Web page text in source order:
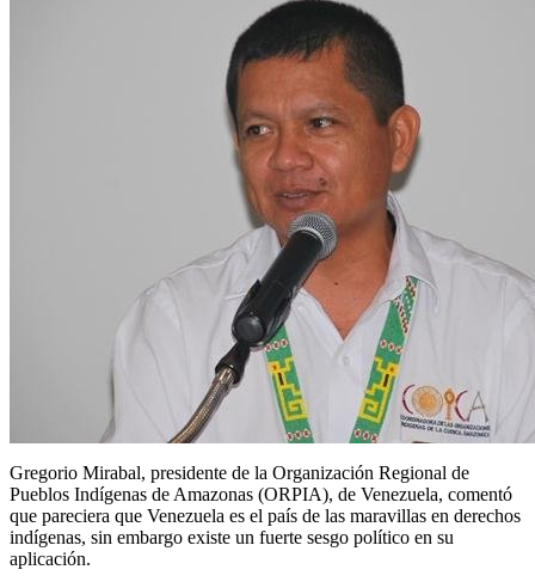
Gregorio Mirabal, presidente de la Organización Regional de
Pueblos Indígenas de Amazonas (ORPIA), de Venezuela, comentó
que pareciera que Venezuela es el país de las maravillas en derechos
indígenas, sin embargo existe un fuerte sesgo político en su
aplicación.